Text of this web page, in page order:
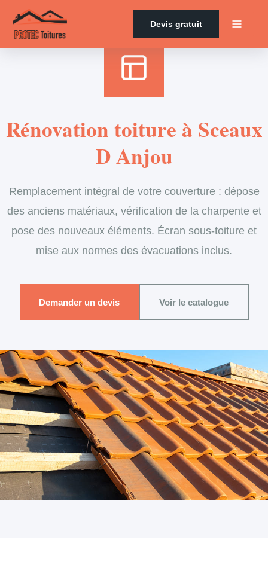
Devis gratuit
Rénovation toiture à Sceaux
D Anjou
Remplacement intégral de votre couverture : dépose
des anciens matériaux, vérification de la charpente et
pose des nouveaux éléments. Écran sous-toiture et
mise aux normes des évacuations inclus.
Demander un devis Voir le catalogue